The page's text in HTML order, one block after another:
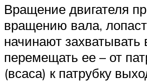
Вращение двигателя
вращению вала,
начинают захватывать
перемещать ее – от
(всаса) к патрубку